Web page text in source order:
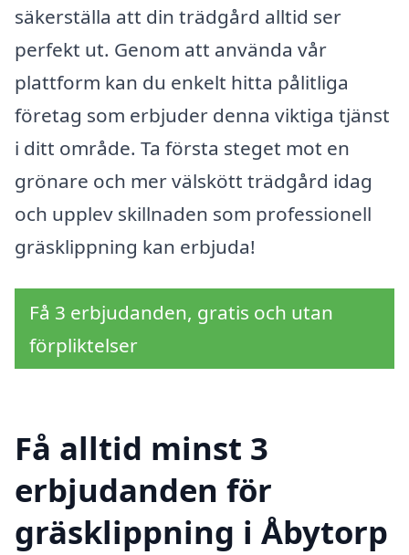
säkerställa att din trädgård alltid ser
perfekt ut. Genom att använda vår
plattform kan du enkelt hitta pålitliga
företag som erbjuder denna viktiga tjänst
i ditt område. Ta första steget mot en
grönare och mer välskött trädgård idag
och upplev skillnaden som professionell
gräsklippning kan erbjuda!
Få 3 erbjudanden, gratis och utan
förpliktelser
Få alltid minst 3
erbjudanden för
gräsklippning i Åbytorp